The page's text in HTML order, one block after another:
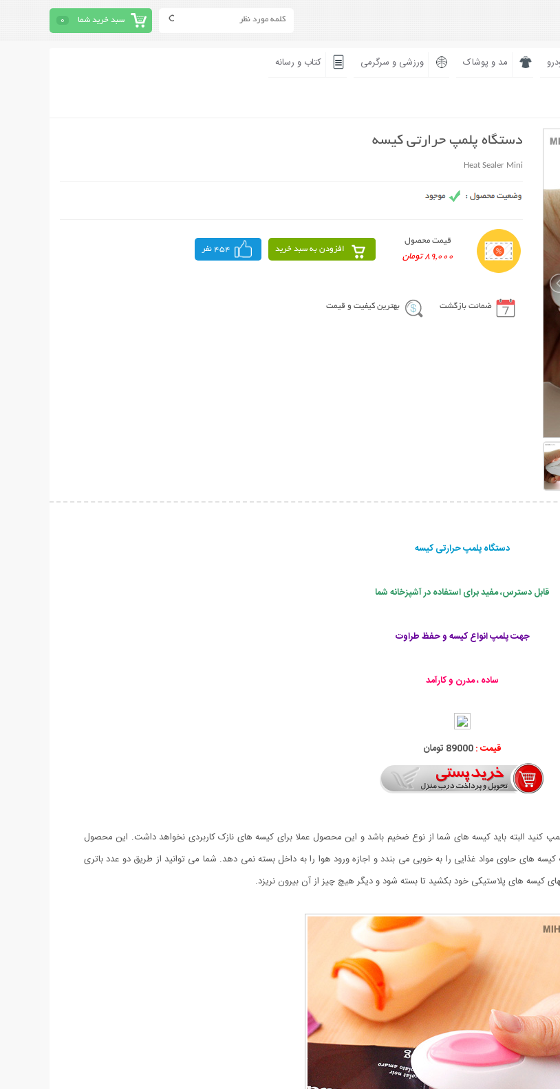
سبد خرید شما 0
مد و پوشاک ورزشی و سرگرمی کتاب و رسانه
دستگاه پلمپ حرارتی کیسه
Heat Sealer Mini
قیمت محصول
89,000 تومان
افزودن به سبد خرید 454 نفر
ضمانت بازگشت بهترین کیفیت و قیمت
دستگاه پلمپ حرارتی کیسه
قابل دسترس، مفید برای استفاده در آشپزخانه شما
جهت پلمپ انواع کیسه و حفظ طراوت
ساده ، مدرن و کارآمد
قیمت :89000 تومان
کنید البته باید کیسه های شما از نوع ضخیم باشد و این محصول عملا برای کیسه های نازک کاربردی نخواهد داشت. این محصول
های حاوی مواد غذایی را به خوبی می بندد و اجازه ورود هوا را به داخل بسته نمی دهد. شما می توانید از طریق دو عدد باتری
کیسه های پلاستیکی خود بکشید تا بسته شود و دیگر هیچ چیز از آن بیرون نریزد.